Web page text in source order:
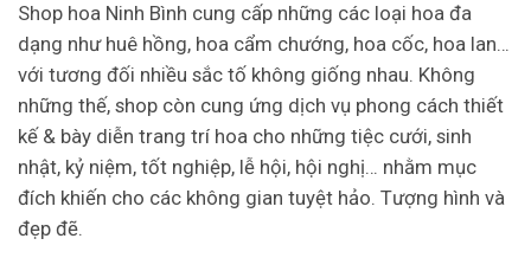
Shop hoa Ninh Bình cung cấp những các loại hoa đa
dạng như huê hồng, hoa cẩm chướng, hoa cốc, hoa lan…
với tương đối nhiều sắc tố không giống nhau. Không
những thế, shop còn cung ứng dịch vụ phong cách thiết
kế & bày diễn trang trí hoa cho những tiệc cưới, sinh
nhật, kỷ niệm, tốt nghiệp, lễ hội, hội nghị… nhằm mục
đích khiến cho các không gian tuyệt hảo. Tượng hình và
đẹp đẽ.